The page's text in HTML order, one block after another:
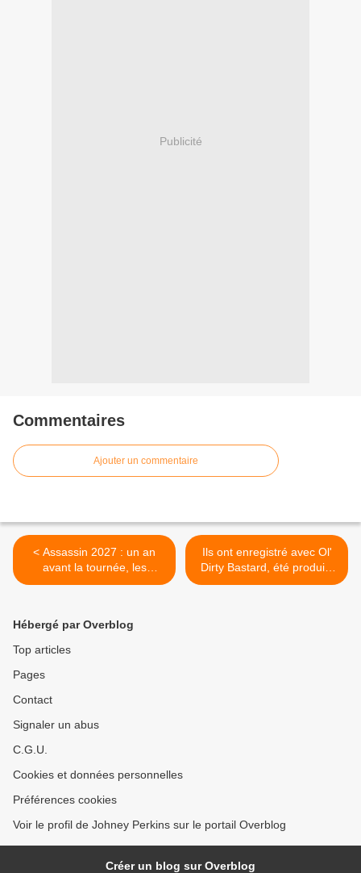
Publicité
Commentaires
Ajouter un commentaire
< Assassin 2027 : un an
avant la tournée, les
premières dates affichent
Ils ont enregistré avec Ol'
Dirty Bastard, été produits
par JoeyStarr et bossé avec
Hébergé par Overblog
Top articles
Pages
Contact
Signaler un abus
C.G.U.
Cookies et données personnelles
Préférences cookies
Voir le profil de Johney Perkins sur le portail Overblog
Créer un blog sur Overblog